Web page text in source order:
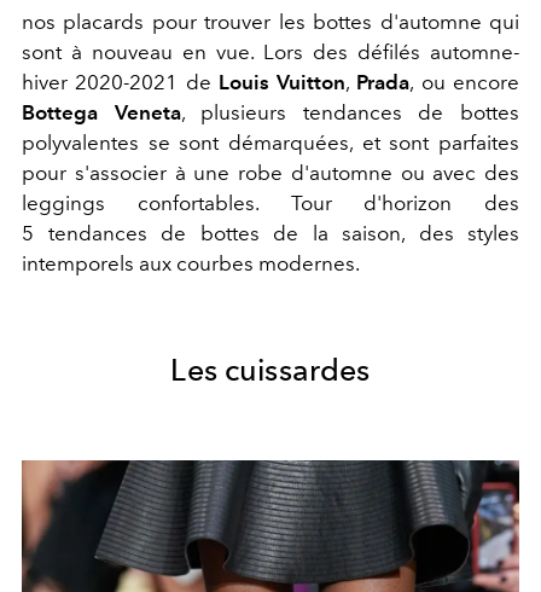
nos placards pour trouver les bottes d'automne qui
sont à nouveau en vue. Lors des défilés automne-
hiver 2020-2021 de Louis Vuitton, Prada, ou encore
Bottega Veneta, plusieurs tendances de bottes
polyvalentes se sont démarquées, et sont parfaites
pour s'associer à une robe d'automne ou avec des
leggings confortables. Tour d'horizon des
5 tendances de bottes de la saison, des styles
intemporels aux courbes modernes.
Les cuissardes